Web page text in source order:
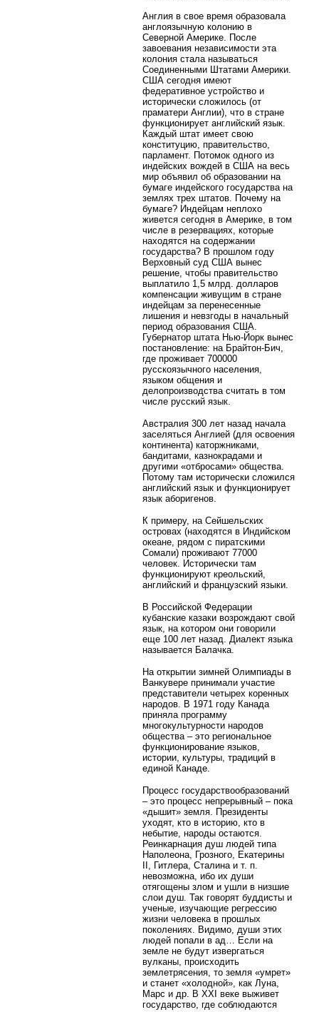
Англия в свое время образовала
англоязычную колонию в
Северной Америке. После
завоевания независимости эта
колония стала называться
Соединенными Штатами Америки.
США сегодня имеют
федеративное устройство и
исторически сложилось (от
праматери Англии), что в стране
функционирует английский язык.
Каждый штат имеет свою
конституцию, правительство,
парламент. Потомок одного из
индейских вождей в США на весь
мир объявил об образовании на
бумаге индейского государства на
землях трех штатов. Почему на
бумаге? Индейцам неплохо
живется сегодня в Америке, в том
числе в резервациях, которые
находятся на содержании
государства? В прошлом году
Верховный суд США вынес
решение, чтобы правительство
выплатило 1,5 млрд. долларов
компенсации живущим в стране
индейцам за перенесенные
лишения и невзгоды в начальный
период образования США.
Губернатор штата Нью-Йорк вынес
постановление: на Брайтон-Бич,
где проживает 700000
русскоязычного населения,
языком общения и
делопроизводства считать в том
числе русский язык.
Австралия 300 лет назад начала
заселяться Англией (для освоения
континента) каторжниками,
бандитами, казнокрадами и
другими «отбросами» общества.
Потому там исторически сложился
английский язык и функционирует
язык аборигенов.
К примеру, на Сейшельских
островах (находятся в Индийском
океане, рядом с пиратскими
Сомали) проживают 77000
человек. Исторически там
функционируют креольский,
английский и французский языки.
В Российской Федерации
кубанские казаки возрождают свой
язык, на котором они говорили
еще 100 лет назад. Диалект языка
называется Балачка.
На открытии зимней Олимпиады в
Ванкувере принимали участие
представители четырех коренных
народов. В 1971 году Канада
приняла программу
многокультурности народов
общества – это региональное
функционирование языков,
истории, культуры, традиций в
единой Канаде.
Процесс государствообразований
– это процесс непрерывный – пока
«дышит» земля. Президенты
уходят, кто в историю, кто в
небытие, народы остаются.
Реинкарнация душ людей типа
Наполеона, Грозного, Екатерины
II, Гитлера, Сталина и т. п.
невозможна, ибо их души
отягощены злом и ушли в низшие
слои душ. Так говорят буддисты и
ученые, изучающие регрессию
жизни человека в прошлых
поколениях. Видимо, души этих
людей попали в ад… Если на
земле не будут извергаться
вулканы, происходить
землетрясения, то земля «умрет»
и станет «холодной», как Луна,
Марс и др. В XXI веке выживет
государство, где соблюдаются